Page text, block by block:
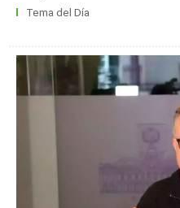
Tema del Día